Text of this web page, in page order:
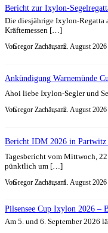
Bericht zur Ixylon-
Die diesjährige Ixylon-Regatta
Kräftemessen […]
VonGregor Zachäus, am2. August 2026
Ankündigung Warnemünde
Ahoi liebe Ixylon-Segler und
VonGregor Zachäus, am2. August 2026
Bericht IDM 2026 in
Tagesbericht vom Mittwoch,
pünktlich um […]
VonGregor Zachäus, am1. August 2026
Pilsensee Cup Ixylon 2026 –
Am 5. und 6. September 2026